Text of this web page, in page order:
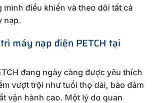
mình điều khiển và theo dõi tất cả
nạp.
máy nạp điện PETCH tại
đang ngày càng được yêu thích
vượt trội như tuổi thọ dài, bảo đảm
vận hành cao. Một lý do quan